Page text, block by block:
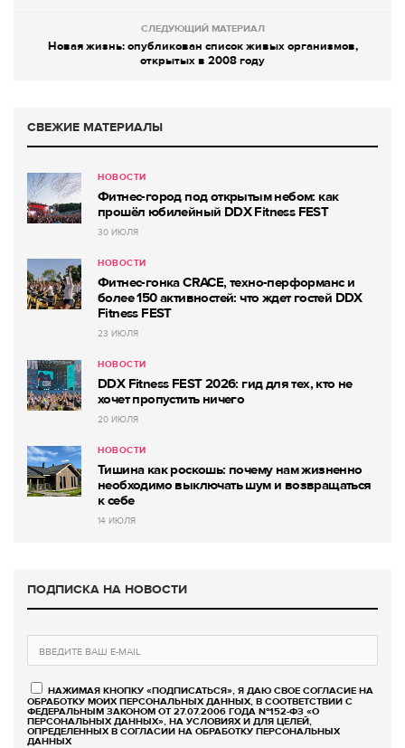
СЛЕДУЮЩИЙ МАТЕРИАЛ
Новая жизнь: опубликован список живых организмов,
открытых в 2008 году
СВЕЖИЕ МАТЕРИАЛЫ
НОВОСТИ
Фитнес-город под открытым небом: как
прошёл юбилейный DDX Fitness FEST
30 ИЮЛЯ
НОВОСТИ
Фитнес-гонка CRACE, техно-перформанс и
более 150 активностей: что ждет гостей DDX
Fitness FEST
23 ИЮЛЯ
НОВОСТИ
DDX Fitness FEST 2026: гид для тех, кто не
хочет пропустить ничего
20 ИЮЛЯ
НОВОСТИ
Тишина как роскошь: почему нам жизненно
необходимо выключать шум и возвращаться
к себе
14 ИЮЛЯ
ПОДПИСКА НА НОВОСТИ
НАЖИМАЯ КНОПКУ «ПОДПИСАТЬСЯ», Я ДАЮ СВОЕ СОГЛАСИЕ НА
ОБРАБОТКУ МОИХ ПЕРСОНАЛЬНЫХ ДАННЫХ, В СООТВЕТСТВИИ С
ФЕДЕРАЛЬНЫМ ЗАКОНОМ ОТ 27.07.2006 ГОДА №152-ФЗ «О
ПЕРСОНАЛЬНЫХ ДАННЫХ», НА УСЛОВИЯХ И ДЛЯ ЦЕЛЕЙ,
ОПРЕДЕЛЕННЫХ В СОГЛАСИИ НА ОБРАБОТКУ ПЕРСОНАЛЬНЫХ
ДАННЫХ